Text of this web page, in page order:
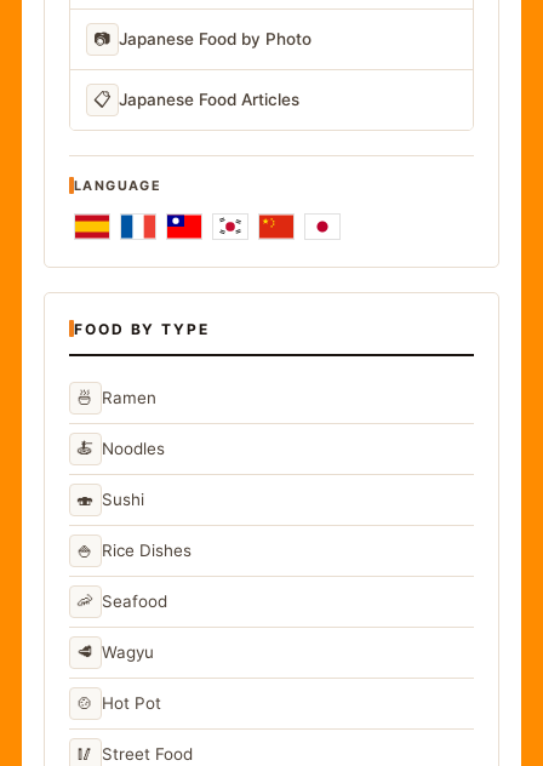
📷 Japanese Food by Photo
📋 Japanese Food Articles
LANGUAGE
FOOD BY TYPE
🍜 Ramen
🍝 Noodles
🍣 Sushi
🍚 Rice Dishes
🦐 Seafood
🥩 Wagyu
🍲 Hot Pot
🥢 Street Food